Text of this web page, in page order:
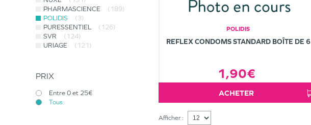
PHARMASCIENCE
(189)
POLIDIS
(3)
PURESSENTIEL
(126)
SVR
(124)
URIAGE
(121)
PRIX
Entre 0 et 25€
Tous
POLIDIS
REFLEX CONDOMS STANDARD BOÎTE DE 6
1,90€
ACHETER
Afficher :